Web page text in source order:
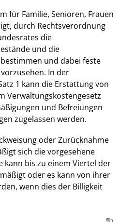
für Familie, Senioren, Frauen
durch Rechtsverordnung
die
und die
und dabei feste
In der
1 kann die Erstattung von
Verwaltungskostengesetz
und Befreiungen
zugelassen werden.
oder Zurücknahme
sich die vorgesehene
kann bis zu einem Viertel der
oder es kann von ihrer
wenn dies der Billigkeit